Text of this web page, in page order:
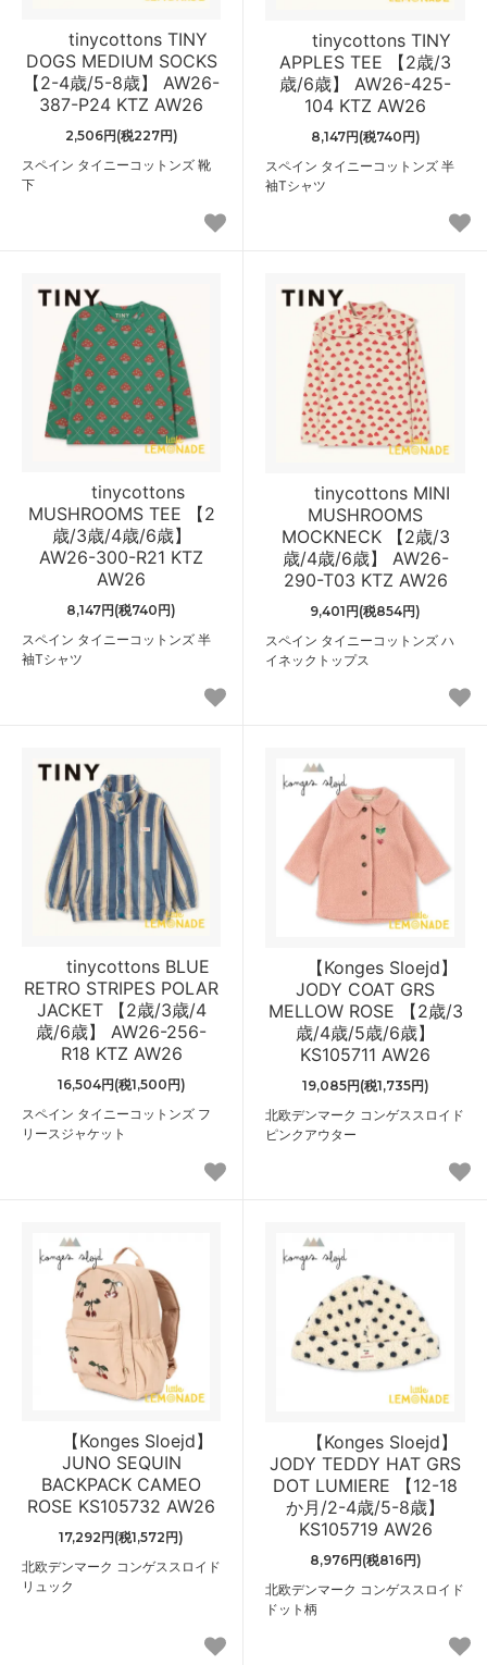
tinycottons TINY
DOGS MEDIUM SOCKS
【2-4歳/5-8歳】 AW26-
387-P24 KTZ AW26
2,506円(税227円)
スペイン タイニーコットンズ 靴
下
tinycottons TINY
APPLES TEE 【2歳/3
歳/6歳】 AW26-425-
104 KTZ AW26
8,147円(税740円)
スペイン タイニーコットンズ 半
袖Tシャツ
tinycottons
MUSHROOMS TEE 【2
歳/3歳/4歳/6歳】
AW26-300-R21 KTZ
AW26
8,147円(税740円)
スペイン タイニーコットンズ 半
袖Tシャツ
tinycottons MINI
MUSHROOMS
MOCKNECK 【2歳/3
歳/4歳/6歳】 AW26-
290-T03 KTZ AW26
9,401円(税854円)
スペイン タイニーコットンズ ハ
イネックトップス
tinycottons BLUE
RETRO STRIPES POLAR
JACKET 【2歳/3歳/4
歳/6歳】 AW26-256-
R18 KTZ AW26
16,504円(税1,500円)
スペイン タイニーコットンズ フ
リースジャケット
【Konges Sloejd】
JODY COAT GRS
MELLOW ROSE 【2歳/3
歳/4歳/5歳/6歳】
KS105711 AW26
19,085円(税1,735円)
北欧デンマーク コンゲススロイド
ピンクアウター
【Konges Sloejd】
JUNO SEQUIN
BACKPACK CAMEO
ROSE KS105732 AW26
17,292円(税1,572円)
北欧デンマーク コンゲススロイド
リュック
【Konges Sloejd】
JODY TEDDY HAT GRS
DOT LUMIERE 【12-18
か月/2-4歳/5-8歳】
KS105719 AW26
8,976円(税816円)
北欧デンマーク コンゲススロイド
ドット柄